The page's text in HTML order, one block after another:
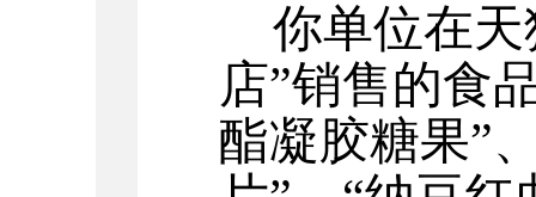
你单位在
店”销售的食
酯凝胶糖果”